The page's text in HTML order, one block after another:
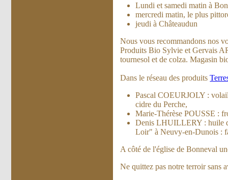
Lundi et samedi matin à
mercredi matin, le plus
jeudi à Châteaudun
Nous vous recommandons nos
Produits Bio Sylvie et Gervais
tournesol et de colza. Magasin
Dans le réseau des produits
Pascal COEURJOLY :
cidre du Perche,
Marie-Thérèse POUSSE :
Denis LHUILLERY : huile
Loir" à Neuvy-en-Dunois :
A côté de l'église de Bonneval
Ne quittez pas notre terroir sans